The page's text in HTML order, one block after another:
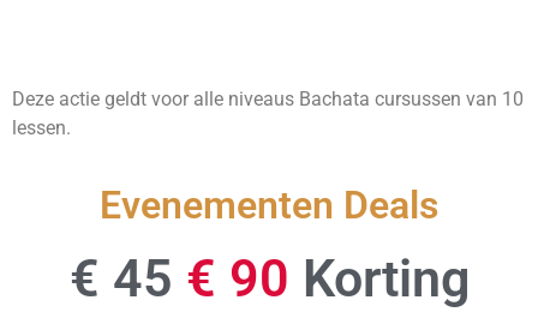
Deze actie geldt voor alle niveaus Bachata cursussen van 10
lessen.
Evenementen Deals
€ 45 € 90 Korting